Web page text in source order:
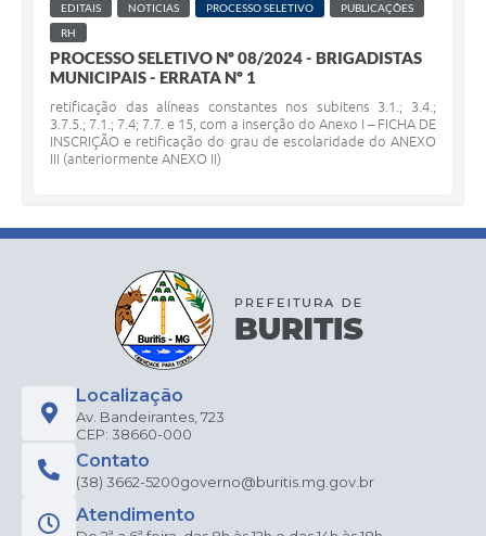
EDITAIS
NOTICIAS PROCESSO SELETIVO
PUBLICAÇÕES
RH
PROCESSO SELETIVO Nº 08/2024 - BRIGADISTAS
MUNICIPAIS - ERRATA Nº 1
retificação das alíneas constantes nos subitens 3.1.; 3.4.;
3.7.5.; 7.1.; 7.4; 7.7. e 15, com a inserção do Anexo I – FICHA DE
INSCRIÇÃO e retificação do grau de escolaridade do ANEXO
III (anteriormente ANEXO II)
Localização
Av. Bandeirantes, 723
CEP: 38660-000
Contato
(38) 3662-5200governo@buritis.mg.gov.br
Atendimento